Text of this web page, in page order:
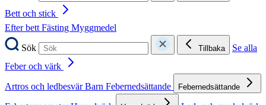
Bett och stick
Efter bettFästing Myggmedel
Sök
Tillbaka
Se alla
Feber och värk
Artros och ledbesvärBarn Febernedsättande Febernedsättande